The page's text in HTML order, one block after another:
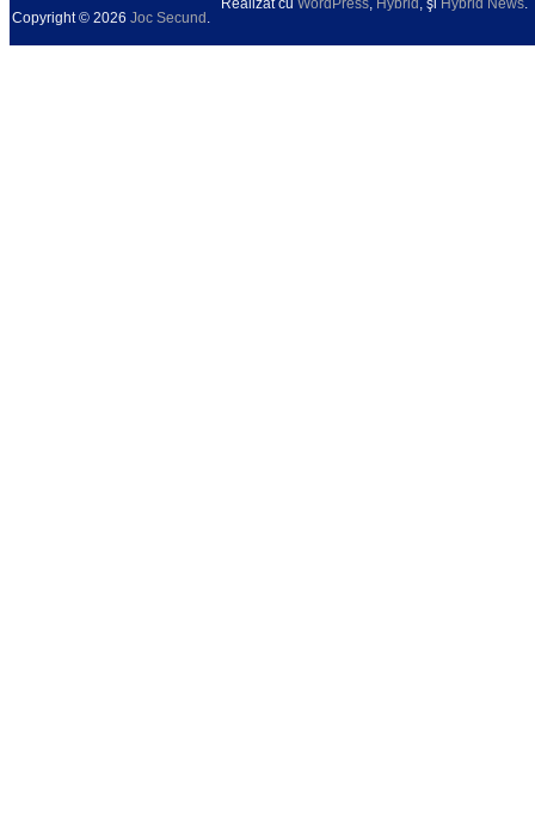
Copyright © 2026 Joc Secund .
Realizat cu WordPress, Hybrid , şi Hybrid News.